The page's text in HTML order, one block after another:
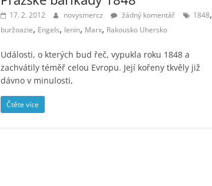
17. 2. 2012 novysmercz žádný komentář 1848,
buržoazie, Engels, lenin, Marx, Rakousko Uhersko
Události, o kterých bud řeč, vypukla roku 1848 a
zachvátily téměř celou Evropu. Její kořeny tkvěly již
dávno v minulosti,
Čtěte více